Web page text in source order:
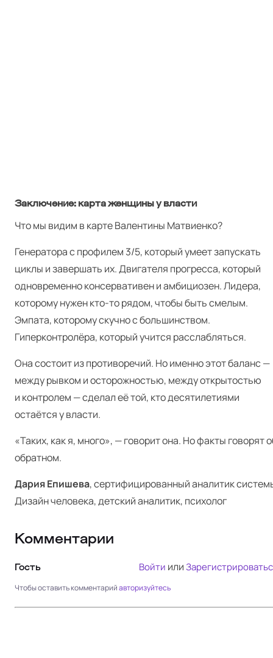
Заключение: карта женщины у власти
Что мы видим в карте Валентины Матвиенко?
Генератора с профилем 3/5, который умеет запускать
циклы и завершать их. Двигателя прогресса, который
одновременно консервативен и амбициозен. Лидера,
которому нужен кто-то рядом, чтобы быть смелым.
Эмпата, которому скучно с большинством.
Гиперконтролёра, который учится расслабляться.
Она состоит из противоречий. Но именно этот баланс —
между рывком и осторожностью, между открытостью
и контролем — сделал её той, кто десятилетиями
остаётся у власти.
«Таких, как я, много», — говорит она. Но факты говорят
обратном.
Дария Епишева, сертифицированный аналитик
Дизайн человека, детский аналитик, психолог
Комментарии
Гость Войти или
Чтобы оставить комментарийавторизуйтесь